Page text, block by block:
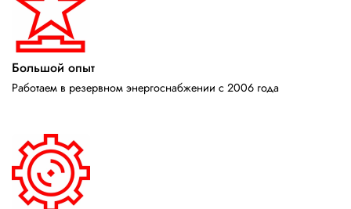
Большой опыт
Работаем в резервном энергоснабжении с 2006 года